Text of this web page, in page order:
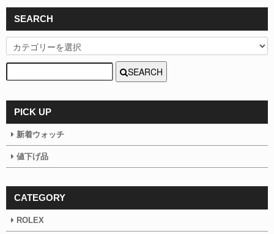
SEARCH
SEARCH
PICK UP
新着ウォッチ
値下げ品
CATEGORY
ROLEX